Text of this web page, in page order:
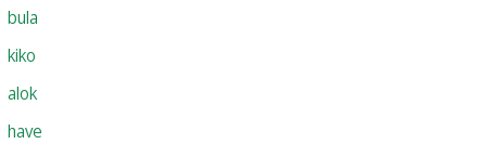
bula
kiko
alok
have